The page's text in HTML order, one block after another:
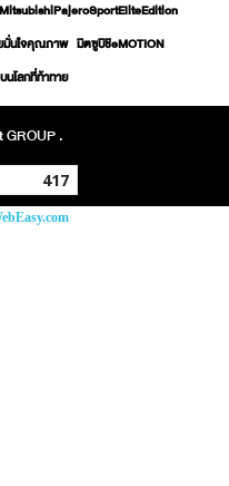
มั่นใจคุณภาพ มิตซูบิชิeMOTION
นโลกที่ท้าทาย
.
417